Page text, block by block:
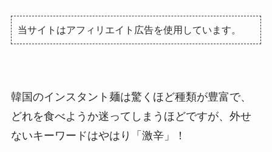
当サイトはアフィリエイト広告を使用しています。
韓国のインスタント麺は驚くほど種類が豊富で、
どれを食べようか迷ってしまうほどですが、外せ
ないキーワードはやはり「激辛」！